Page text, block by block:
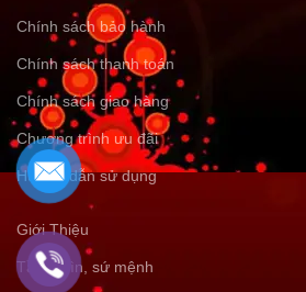
Chính sách bảo hành
Chính sách thanh toán
Chính sách giao hàng
Chương trình ưu đãi
Hướng dẫn sử dụng
Giới Thiệu
Tầm nhìn, sứ mệnh